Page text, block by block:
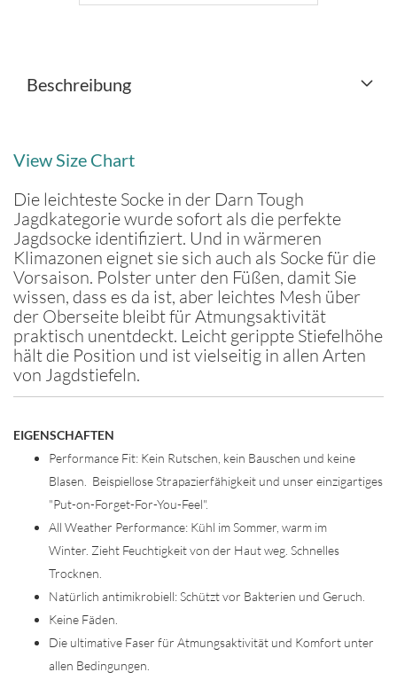
Beschreibung
View Size Chart
Die leichteste Socke in der Darn Tough
Jagdkategorie wurde sofort als die perfekte
Jagdsocke identifiziert. Und in wärmeren
Klimazonen eignet sie sich auch als Socke für die
Vorsaison. Polster unter den Füßen, damit Sie
wissen, dass es da ist, aber leichtes Mesh über
der Oberseite bleibt für Atmungsaktivität
praktisch unentdeckt. Leicht gerippte Stiefelhöhe
hält die Position und ist vielseitig in allen Arten
von Jagdstiefeln.
EIGENSCHAFTEN
Performance Fit: Kein Rutschen, kein Bauschen und keine
Blasen. Beispiellose Strapazierfähigkeit und unser einzigartiges
"Put-on-Forget-For-You-Feel".
All Weather Performance: Kühl im Sommer, warm im
Winter. Zieht Feuchtigkeit von der Haut weg. Schnelles
Trocknen.
Natürlich antimikrobiell: Schützt vor Bakterien und Geruch.
Keine Fäden.
Die ultimative Faser für Atmungsaktivität und Komfort unter
allen Bedingungen.